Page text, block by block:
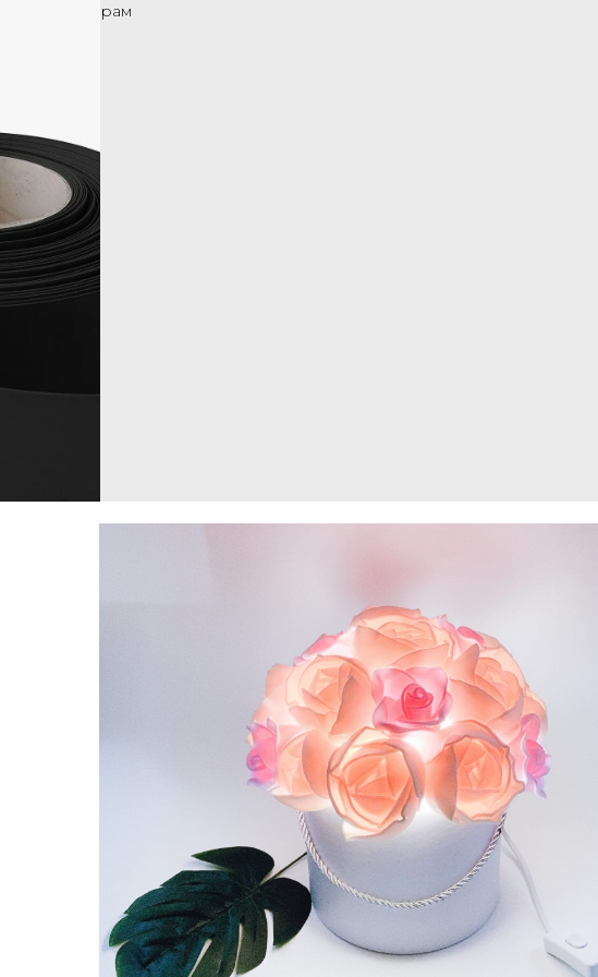
Назад к товарам